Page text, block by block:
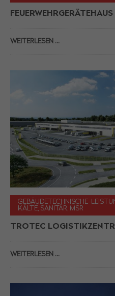
WEITERLESEN …
GEBÄUDETECHNISCHE-
KÄLTE, SANITÄR, MSR
TROTEC
WEITERLESEN …